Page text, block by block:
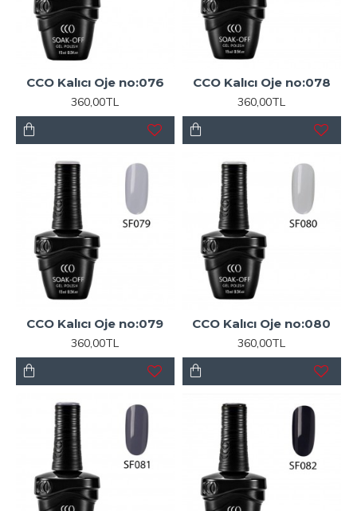
CCO Kalıcı Oje no:076
360,00TL
CCO Kalıcı Oje no:078
360,00TL
CCO Kalıcı Oje no:079
360,00TL
CCO Kalıcı Oje no:080
360,00TL